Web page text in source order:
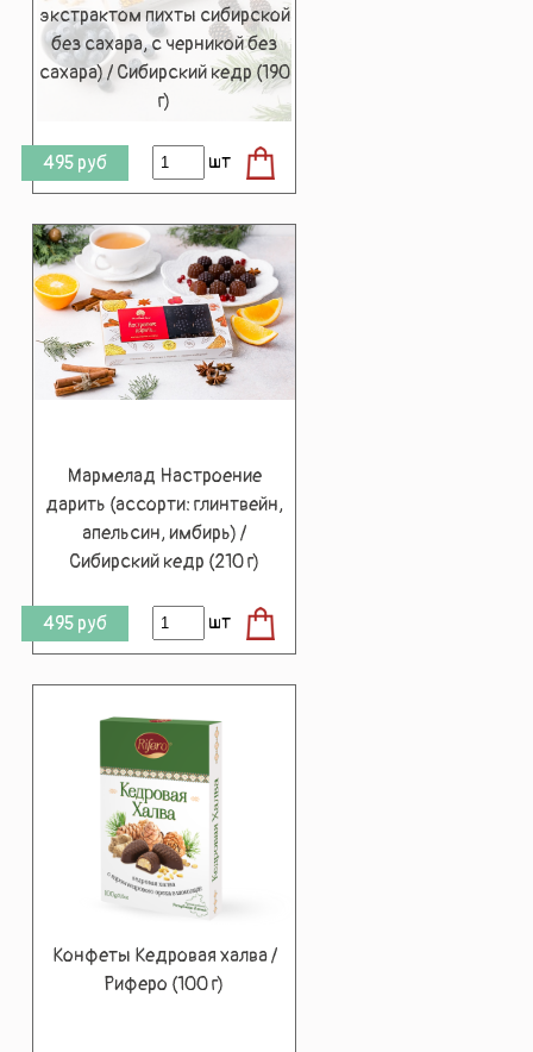
экстрактом пихты сибирской
без сахара, с черникой без
сахара) / Сибирский кедр (190
г)
495 руб шт
Мармелад Настроение
дарить (ассорти: глинтвейн,
апельсин, имбирь) /
Сибирский кедр (210 г)
495 руб шт
Конфеты Кедровая халва /
Риферо (100 г)